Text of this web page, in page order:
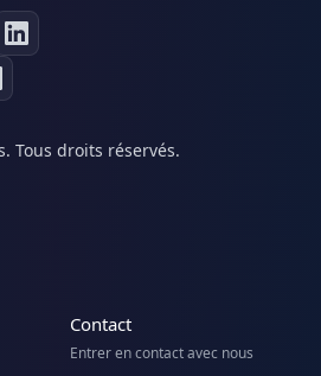
Tous droits réservés.
Contact
Entrer en contact avec nous